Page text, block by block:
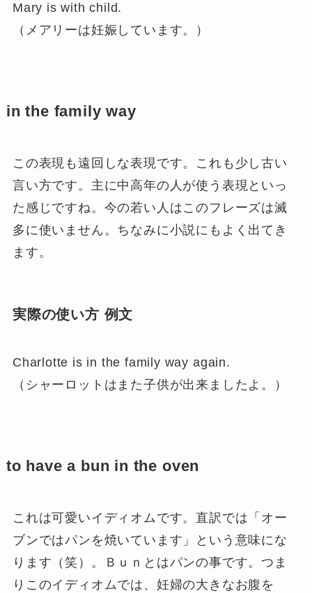
Mary is with child.
（メアリーは妊娠しています。）
in the family way
この表現も遠回しな表現です。これも少し古い
言い方です。主に中高年の人が使う表現といっ
た感じですね。今の若い人はこのフレーズは滅
多に使いません。ちなみに小説にもよく出てき
ます。
実際の使い方 例文
Charlotte is in the family way again.
（シャーロットはまた子供が出来ましたよ。）
to have a bun in the oven
これは可愛いイディオムです。直訳では「オー
ブンではパンを焼いています」という意味にな
ります（笑）。Ｂｕｎとはパンの事です。つま
りこのイディオムでは、妊婦の大きなお腹を